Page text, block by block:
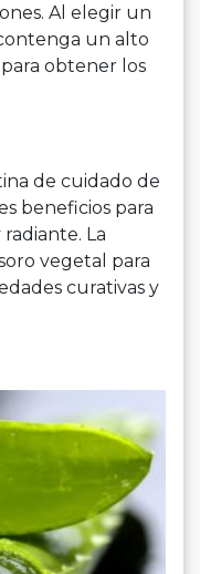
Al elegir un
un alto
obtener los
de cuidado de
beneficios para
La
vegetal para
curativas y